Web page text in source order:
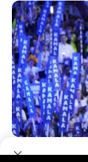
Wakil presiden
dalam pemilu